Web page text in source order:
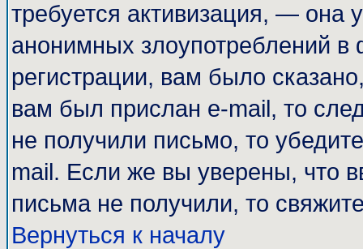
требуется активизация, — она
анонимных злоупотреблений
регистрации, вам было
вам был прислан e-mail, то
не получили письмо, то
mail. Если же вы уверены, что
письма не получили, то
Вернуться к началу